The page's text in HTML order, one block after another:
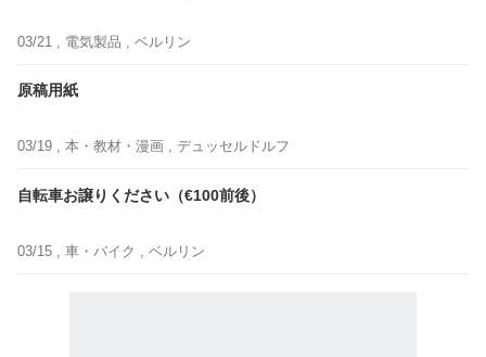
03/21 , 電気製品 , ベルリン
原稿用紙
03/19 , 本・教材・漫画 , デュッセルドルフ
自転車お譲りください（€100前後）
03/15 , 車・バイク , ベルリン